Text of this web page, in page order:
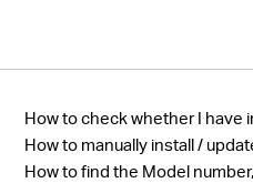
How to check whether I have
How to manually install /
How to find the Model